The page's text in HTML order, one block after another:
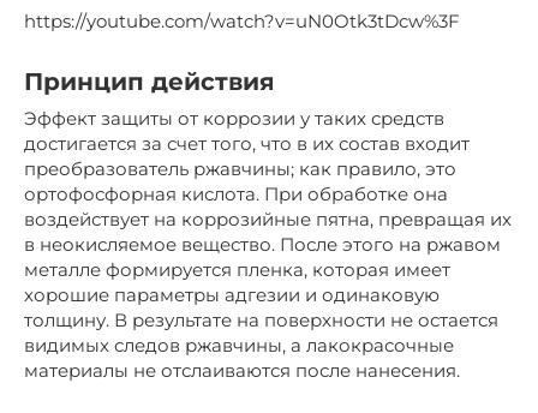
https://youtube.com/watch?v=uN0Otk3tDcw%3F
Принцип действия
Эффект защиты от коррозии у таких средств
достигается за счет того, что в их состав входит
преобразователь ржавчины; как правило, это
ортофосфорная кислота. При обработке она
воздействует на коррозийные пятна, превращая их
в неокисляемое вещество. После этого на ржавом
металле формируется пленка, которая имеет
хорошие параметры адгезии и одинаковую
толщину. В результате на поверхности не остается
видимых следов ржавчины, а лакокрасочные
материалы не отслаиваются после нанесения.